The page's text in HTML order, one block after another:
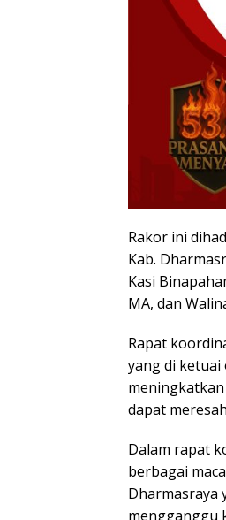
Rakor ini
Kab.
Kasi
MA, dan
Rapat
yang di
dapat
Dalam rapat
berbagai
Dharmasraya
mengganggu